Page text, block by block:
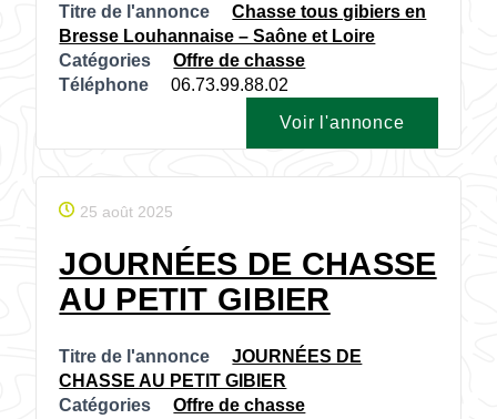
Titre de l'annonce
Chasse tous gibiers en
Bresse Louhannaise – Saône et Loire
Catégories
Offre de chasse
Téléphone
06.73.99.88.02
Voir l'annonce
25 août 2025
JOURNÉES DE CHASSE
AU PETIT GIBIER
Titre de l'annonce
JOURNÉES DE
CHASSE AU PETIT GIBIER
Catégories
Offre de chasse